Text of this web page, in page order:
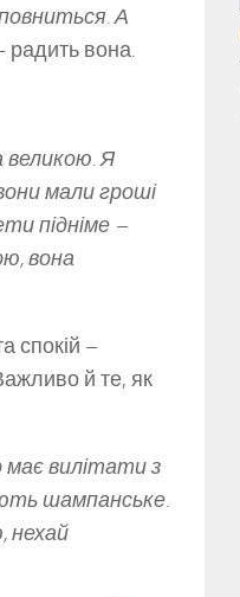
А
радить вона.
великою.Я
мали гроші
підніме –
вона
спокій –
й те, як
вилітати з
шампанське.
нехай